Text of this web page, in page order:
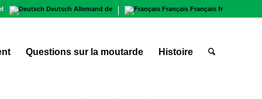
Deutsch Allemand de Français Français fr
Questions sur la moutarde Histoire